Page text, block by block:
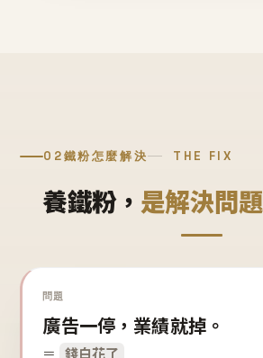
02鐵粉怎麼解決 THE FIX
養鐵粉， 是解決問
問題
廣告一停，業績就掉。
＝ 錢白花了